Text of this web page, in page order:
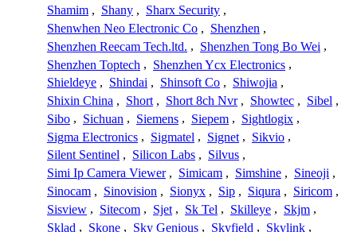
Shamim , Shany , Sharx Security ,
Shenwhen Neo Electronic Co , Shenzhen ,
Shenzhen Reecam Tech.ltd. , Shenzhen Tong Bo Wei ,
Shenzhen Toptech , Shenzhen Ycx Electronics ,
Shieldeye , Shindai , Shinsoft Co , Shiwojia ,
Shixin China , Short , Short 8ch Nvr , Showtec , Sibel ,
Sibo , Sichuan , Siemens , Siepem , Sightlogix ,
Sigma Electronics , Sigmatel , Signet , Sikvio ,
Silent Sentinel , Silicon Labs , Silvus ,
Simi Ip Camera Viewer , Simicam , Simshine , Sineoji ,
Sinocam , Sinovision , Sionyx , Sip , Siqura , Siricom ,
Sisview , Sitecom , Sjet , Sk Tel , Skilleye , Skjm ,
Sklad , Skone , Sky Genious , Skyfield , Skylink ,